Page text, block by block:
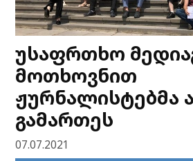
უსაფრთხო
მოთხოვნით
ჟურნალისტებმა
გამართეს
07.07.2021